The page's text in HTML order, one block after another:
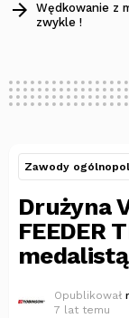
Wędkowanie z
zwykle !
Zawody
Drużyna
FEEDER
medalistą
Opublikował
7 lat temu